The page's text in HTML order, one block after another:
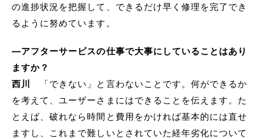
の進捗状況を把握して、できるだけ早く修理を完了でき
るように努めています。
―アフターサービスの仕事で大事にしていることはあり
ますか？
西川
「できない」と言わないことです。何ができるか
を考えて、ユーザーさまにはできることを伝えます。た
とえば、破れなら時間と費用をかければ基本的には直せ
ますし、これまで難しいとされていた経年劣化について